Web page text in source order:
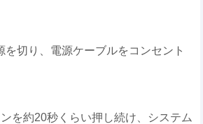
を切り、電源ケーブルをコンセント
を約20秒くらい押し続け、システム